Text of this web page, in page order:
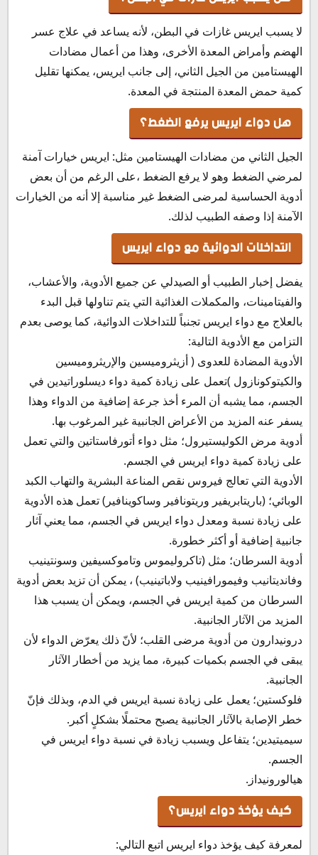
لا يسبب ايريس غازات في البطن، لأنه يساعد في علاج عسر
الهضم وأمراض المعدة الأخرى، وهذا من أعمال مضادات
الهيستامين من الجيل الثاني، إلى جانب ايريس، يمكنها تقليل
كمية حمض المعدة المنتجة في المعدة.
هل دواء ايريس يرفع الضغط؟
الجيل الثاني من مضادات الهيستامين مثل: ايريس خيارات آمنة
لمرضي الضغط وهو لا يرفع الضغط ،على الرغم من أن بعض
أدوية الحساسية لمرضى الضغط غير مناسبة إلا أنه من الخيارات
الآمنة إذا وصفه الطبيب لذلك.
التداخلات الدوائية مع دواء ايريس
يفضل إخبار الطبيب أو الصيدلي عن جميع الأدوية، والأعشاب،
والفيتامينات، والمكملات الغذائية التي يتم تناولها قبل البدء
بالعلاج مع دواء ايريس تجنباً للتداخلات الدوائية، كما يوصى بعدم
التزامن مع الأدوية التالية:
الأدوية المضادة للعدوى ( أزيثروميسين والإريثروميسين
والكيتوكونازول )تعمل على زيادة كمية دواء ديسلوراتيدين في
الجسم، مما يشبه أن المرء أخذ جرعة إضافية من الدواء وهذا
يسفر عنه المزيد من الأعراض الجانبية غير المرغوب بها.
أدوية مرض الكوليستيرول؛ مثل دواء أتورفاستاتين والتي تعمل
على زيادة كمية دواء ايريس في الجسم.
الأدوية التي تعالج فيروس نقص المناعة البشرية والتهاب الكبد
الوبائي؛ (باريتابريفير وريتونافير وساكوينافير) تعمل هذه الأدوية
على زيادة نسبة ومعدل دواء ايريس في الجسم، مما يعني آثار
جانبية إضافية أو أكثر خطورة.
أدوية السرطان؛ مثل (تاكروليموس وتاموكسيفين وسونتينيب
وفانديتانيب وفيمورافينيب ولاباتينيب) ، يمكن أن تزيد بعض أدوية
السرطان من كمية ايريس في الجسم، ويمكن أن يسبب هذا
المزيد من الآثار الجانبية.
درونيدارون من أدوية مرضى القلب؛ لأنّ ذلك يعرّض الدواء لأن
يبقى في الجسم بكميات كبيرة، مما يزيد من أخطار الآثار
الجانبية.
فلوكستين؛ يعمل على زيادة نسبة ايريس في الدم، وبذلك فإنّ
خطر الإصابة بالآثار الجانبية يصبح محتملًا بشكلٍ أكبر.
سيميتيدين؛ يتفاعل ويسبب زيادة في نسبة دواء ايريس في
الجسم.
هيالورونيداز.
كيف يؤخذ دواء ايريس؟
لمعرفة كيف يؤخذ دواء ايريس اتبع التالي: